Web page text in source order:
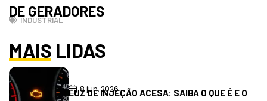
DE GERADORES
INDUSTRIAL
MAIS LIDAS
8 jun, 2026
LUZ DE INJEÇÃO ACESA: SAIBA O QUE É E O